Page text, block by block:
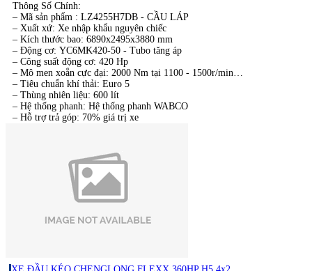
Thông Số Chính:​
– Mã sản phẩm : LZ4255H7DB - CẦU LÁP
– Xuất xứ: Xe nhập khẩu nguyên chiếc
– Kích thước bao: 6890x2495x3880 mm
– Động cơ: YC6MK420-50 - Tubo tăng áp
– Công suất động cơ: 420 Hp
– Mô men xoắn cực đại: 2000 Nm tại 1100 - 1500r/min
– Tiêu chuẩn khí thải: Euro 5
– Thùng nhiên liệu: 600 lít
– Hệ thống phanh: Hệ thống phanh WABCO
– Hỗ trợ trả góp: 70% giá trị xe